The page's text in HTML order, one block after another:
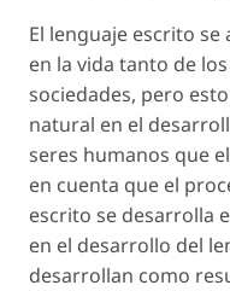
El lenguaje escrito
en la vida tanto de
sociedades, pero
natural en el
seres humanos que
en cuenta que el
escrito se desarrolla
en el desarrollo del
desarrollan como